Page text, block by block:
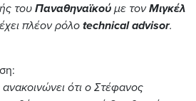
του Παναθηναϊκού με τονΜιγκέλ
πλέον ρόλο technical advisor.
ότι ο Στέφανος